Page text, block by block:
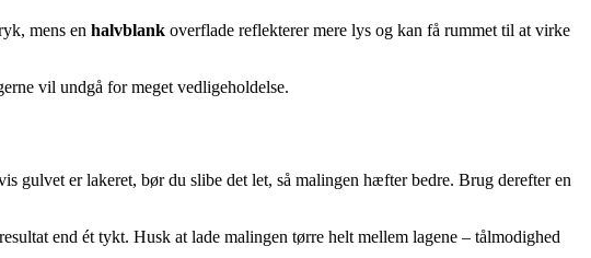
mens en halvblank overflade reflekterer mere lys og kan få rummet til at virke
vil undgå for meget vedligeholdelse.
gulvet er lakeret, bør du slibe det let, så malingen hæfter bedre. Brug derefter en
end ét tykt. Husk at lade malingen tørre helt mellem lagene – tålmodighed